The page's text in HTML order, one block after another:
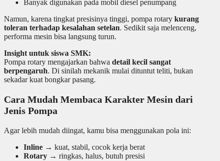
Banyak digunakan pada mobil diesel penumpang
Namun, karena tingkat presisinya tinggi, pompa rotary kurang
toleran terhadap kesalahan setelan. Sedikit saja melenceng,
performa mesin bisa langsung turun.
Insight untuk siswa SMK:
Pompa rotary mengajarkan bahwa detail kecil sangat
berpengaruh. Di sinilah mekanik mulai dituntut teliti, bukan
sekadar kuat bongkar pasang.
Cara Mudah Membaca Karakter Mesin dari
Jenis Pompa
Agar lebih mudah diingat, kamu bisa menggunakan pola ini:
Inline → kuat, stabil, cocok kerja berat
Rotary → ringkas, halus, butuh presisi